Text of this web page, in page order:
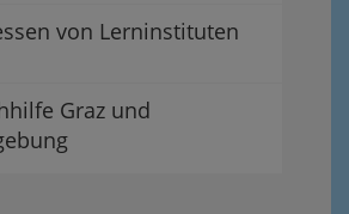
von Lerninstituten
Graz und